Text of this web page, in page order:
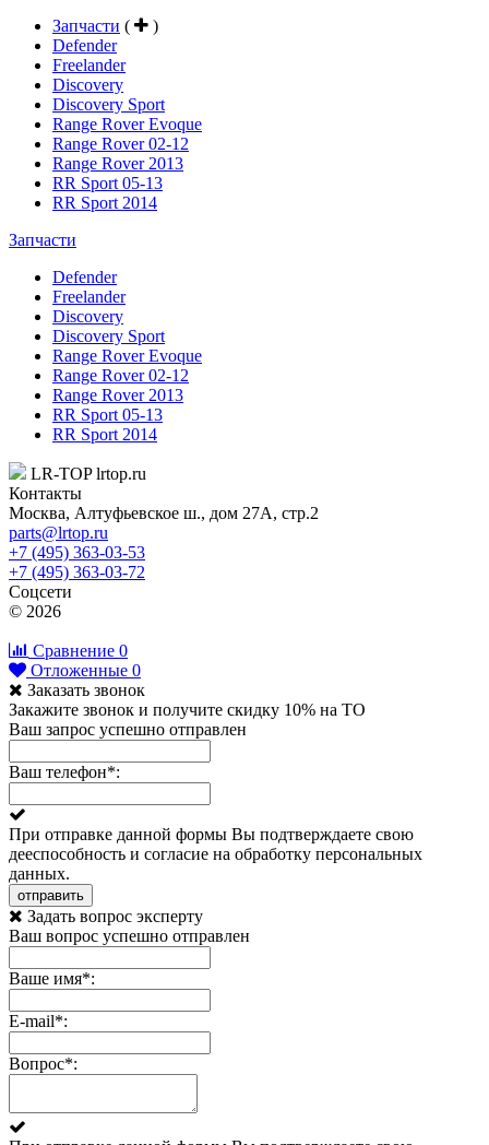
Запчасти (
)
Defender
Freelander
Discovery
Discovery Sport
Range Rover Evoque
Range Rover 02-12
Range Rover 2013
RR Sport 05-13
RR Sport 2014
Запчасти
Defender
Freelander
Discovery
Discovery Sport
Range Rover Evoque
Range Rover 02-12
Range Rover 2013
RR Sport 05-13
RR Sport 2014
LR-TOP lrtop.ru
Контакты
Москва, Алтуфьевское ш., дом 27А, стр.2
parts@lrtop.ru
+7 (495) 363-03-53
+7 (495) 363-03-72
Соцсети
© 2026
Сравнение 0
Отложенные 0
Заказать звонок
Закажите звонок и получите скидку 10% на ТО
Ваш запрос успешно отправлен
Ваш телефон*:
При отправке данной формы Вы подтверждаете свою
дееспособность и согласие на обработку персональных
данных.
отправить
Задать вопрос эксперту
Ваш вопрос успешно отправлен
Ваше имя*:
E-mail*:
Вопрос*: